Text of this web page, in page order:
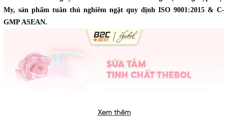
My, sản phẩm tuân thủ nghiêm ngặt quy định ISO 9001:2015 & C-
GMP ASEAN.
Xem thêm